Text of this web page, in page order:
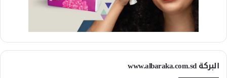
البركة www.albaraka.com.sd